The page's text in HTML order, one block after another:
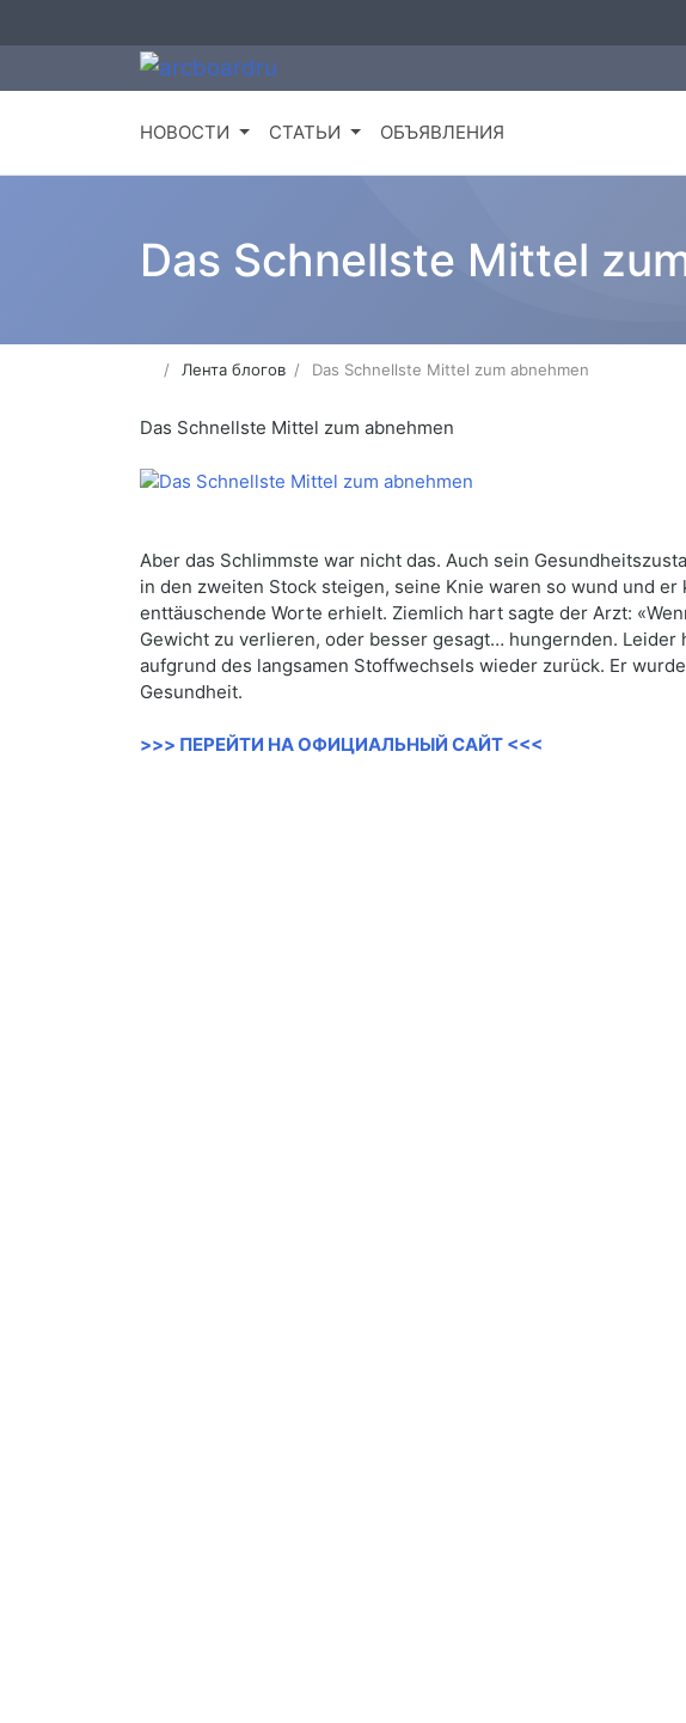
НОВОСТИ СТАТЬИ ОБЪЯВЛЕНИЯ
Das Schnellste Mittel
Лента блогов Das Schnellste Mittel zum abnehmen
Das Schnellste Mittel zum abnehmen
Aber das Schlimmste war nicht das. Auch sein
in den zweiten Stock steigen, seine Knie waren so wund und
enttäuschende Worte erhielt. Ziemlich hart sagte der Arzt:
Gewicht zu verlieren, oder besser gesagt… hungernden.
aufgrund des langsamen Stoffwechsels wieder zurück. Er
Gesundheit.
>>> ПЕРЕЙТИ НА ОФИЦИАЛЬНЫЙ САЙТ <<<